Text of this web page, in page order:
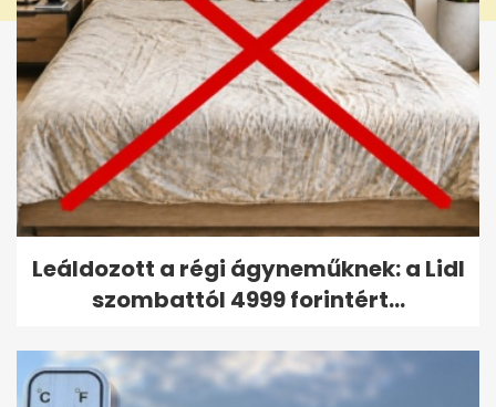
Leáldozott a régi ágyneműknek: a Lidl
szombattól 4999 forintért...